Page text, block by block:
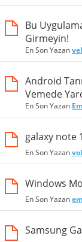
Bu
Girmeyin!
En Son Yazan
Android
Vemede
En Son Yazan
galaxy note
En Son Yazan
Windows
En Son Yazan
Samsung